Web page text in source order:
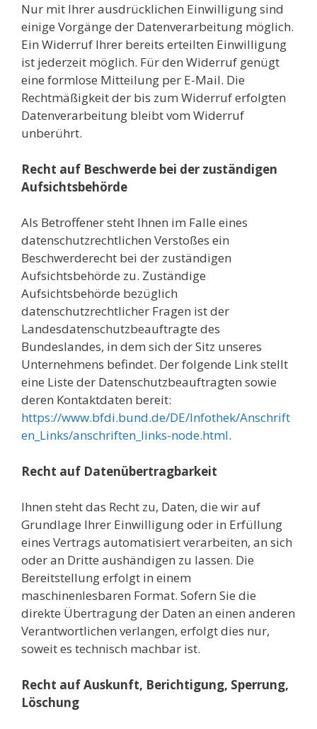
Nur mit Ihrer ausdrücklichen Einwilligung sind
einige Vorgänge der Datenverarbeitung möglich.
Ein Widerruf Ihrer bereits erteilten Einwilligung
ist jederzeit möglich. Für den Widerruf genügt
eine formlose Mitteilung per E-Mail. Die
Rechtmäßigkeit der bis zum Widerruf erfolgten
Datenverarbeitung bleibt vom Widerruf
unberührt.
Recht auf Beschwerde bei der zuständigen
Aufsichtsbehörde
Als Betroffener steht Ihnen im Falle eines
datenschutzrechtlichen Verstoßes ein
Beschwerderecht bei der zuständigen
Aufsichtsbehörde zu. Zuständige
Aufsichtsbehörde bezüglich
datenschutzrechtlicher Fragen ist der
Landesdatenschutzbeauftragte des
Bundeslandes, in dem sich der Sitz unseres
Unternehmens befindet. Der folgende Link stellt
eine Liste der Datenschutzbeauftragten sowie
deren Kontaktdaten bereit:
https://www.bfdi.bund.de/DE/Infothek/Anschrift
en_Links/anschriften_links-node.html.
Recht auf Datenübertragbarkeit
Ihnen steht das Recht zu, Daten, die wir auf
Grundlage Ihrer Einwilligung oder in Erfüllung
eines Vertrags automatisiert verarbeiten, an sich
oder an Dritte aushändigen zu lassen. Die
Bereitstellung erfolgt in einem
maschinenlesbaren Format. Sofern Sie die
direkte Übertragung der Daten an einen anderen
Verantwortlichen verlangen, erfolgt dies nur,
soweit es technisch machbar ist.
Recht auf Auskunft, Berichtigung, Sperrung,
Löschung